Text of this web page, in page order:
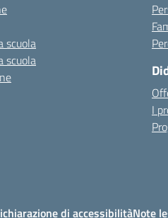
scuola
scuola
I
di accessibilitàNote